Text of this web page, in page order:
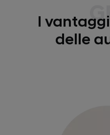
I
delle